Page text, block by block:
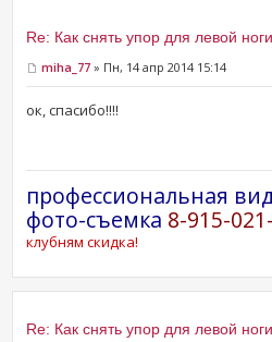
Re: Как снять упор для левой
miha_77 » Пн, 14 апр 2014 15:14
ок, спасибо!!!!
профессиональная
фото-съемка 8-915-
клубням скидка!
Re: Как снять упор для левой